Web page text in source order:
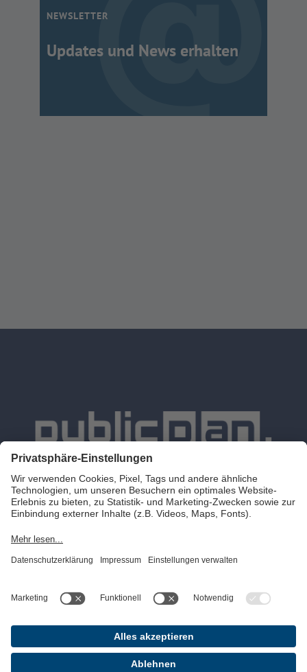
NEWSLETTER
Updates und News erhalten
Leistungen
Lösungen
Karriere
Über uns
Blog
Events
Kontakt
©2025 publicplan. All rights reserved.